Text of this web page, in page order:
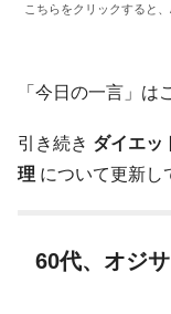
こちらをクリックすると
「今日の一言」は
引き続き ダイエッ
理 について更新し
60代、オジ